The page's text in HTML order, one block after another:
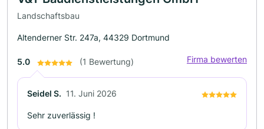
Landschaftsbau
Altenderner Str. 247a, 44329 Dortmund
5.0 (1 Bewertung) Firma bewerten
Seidel S. 11. Juni 2026
Sehr zuverlässig !